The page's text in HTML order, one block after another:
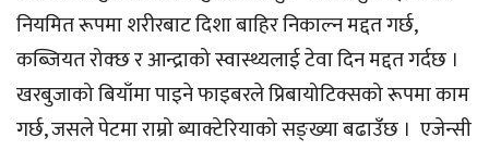
नियमित रूपमा शरीरबाट दिशा बाहिर निकाल्न मद्दत गर्छ,
कब्जियत रोक्छ र आन्द्राको स्वास्थ्यलाई टेवा दिन मद्दत गर्दछ ।
खरबुजाको बियाँमा पाइने फाइबरले प्रिबायोटिक्सको रूपमा काम
गर्छ, जसले पेटमा राम्रो ब्याक्टेरियाको सङ्ख्या बढाउँछ । एजेन्सी